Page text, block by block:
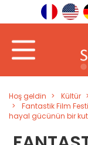
Hoş geldin Kültür
Fantastik Film
hayal gücünün bir